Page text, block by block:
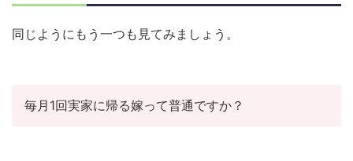
同じようにもう一つも見てみましょう。
毎月1回実家に帰る嫁って普通ですか？